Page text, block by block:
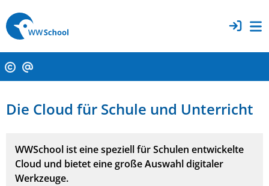
Die Cloud für Schule und Unterricht
WWSchool ist eine speziell für Schulen entwickelte
Cloud und bietet eine große Auswahl digitaler
Werkzeuge.